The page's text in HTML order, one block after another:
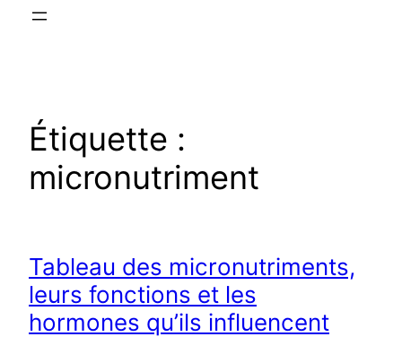
Étiquette :
micronutriment
Tableau des micronutriments,
leurs fonctions et les
hormones qu’ils influencent